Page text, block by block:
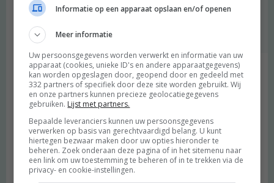
update over ons boek volgt over een tijdje. Als er iets meer te
vertellen is zeg maar ;)
Beantwoorden
Deborah schreef:
2015 OM
Inmiddels 3x in Berlijn geweest en ook ik ben verliefd, en dat
terwjjl ik helemaal geen stadsmens ben. Ik vind het een heerlijke
stad, zelfs mijn moeder die eigenlijk niets met Duitsland had is
sinds ons eerste bezoek helemaal om. Zo fijn dat er zoveel leuke
(bio)winkels te vinden zijn. Ik ga het boek zeker kopen, want er is
nog zoveel te ontdekken.
Informatie op een apparaat opslaan en/of openen
Meer informatie
Uw persoonsgegevens worden verwerkt en informatie van uw
apparaat (cookies, unieke ID's en andere apparaatgegevens)
kan worden opgeslagen door, geopend door en gedeeld met
332 partners of specifiek door deze site worden gebruikt. Wij
en onze partners kunnen precieze geolocatiegegevens
gebruiken. Lijst met partners.
Bepaalde leveranciers kunnen uw persoonsgegevens
verwerken op basis van gerechtvaardigd belang. U kunt
hiertegen bezwaar maken door uw opties hieronder te
beheren. Zoek onderaan deze pagina of in het sitemenu naar
een link om uw toestemming te beheren of in te trekken via de
privacy- en cookie-instellingen.